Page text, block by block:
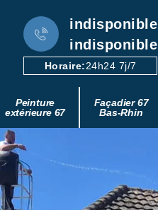
indisponible
indisponible
Horaire:24h24 7j/7
Peinture
extérieure 67
Façadier 67
Bas-Rhin